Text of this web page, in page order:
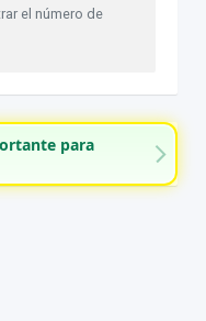
el número de
para